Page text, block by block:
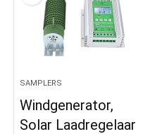
SAMPLERS
Windgenerator,
Solar Laadregelaar